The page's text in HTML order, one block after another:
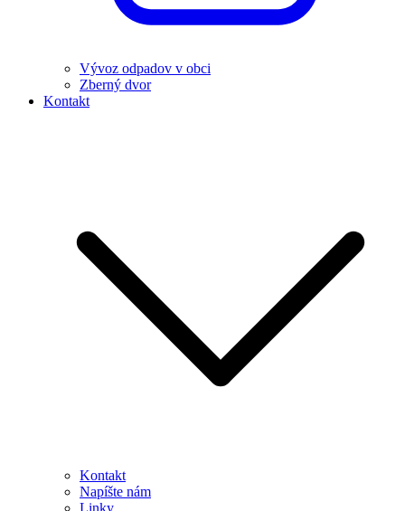
Vývoz odpadov v obci
Zberný dvor
Kontakt
Kontakt
Napíšte nám
Linky